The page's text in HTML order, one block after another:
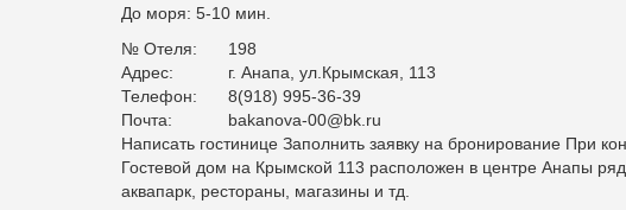
До моря: 5-10 мин.
№ Отеля:
198
Адрес:
г. Анапа, ул.Крымская, 113
Телефон:
8(918) 995-36-39
Почта:
bakanova-00@bk.ru
Написать гостинице Заполнить заявку на бронирование При
Гостевой дом на Крымской 113 расположен в центре Анапы
аквапарк, рестораны, магазины и тд.